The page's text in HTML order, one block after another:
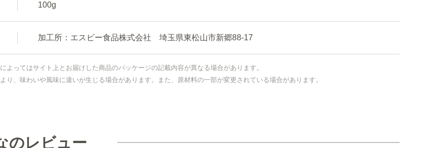
100g
加工所：エスビー食品株式会社 埼玉県東松山市新郷88-17
よってはサイト上とお届けした商品のパッケージの記載内容が異なる場合があります。
り、味わいや風味に違いが生じる場合があります。また、原材料の一部が変更されている場合があります。
のレビュー